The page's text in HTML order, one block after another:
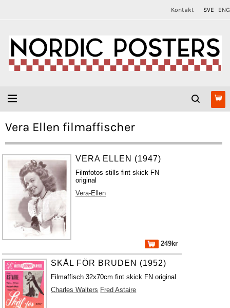
Kontakt SVE ENG
Vera Ellen filmaffischer
VERA ELLEN (1947)
Filmfotos stills fint skick FN
original
Vera-Ellen
249kr
SKÅL FÖR BRUDEN (1952)
Filmaffisch 32x70cm fint skick FN original
Charles Walters Fred Astaire